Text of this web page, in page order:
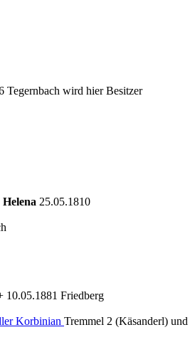
Tegernbach wird hier Besitzer
25.05.1810
10.05.1881 Friedberg
Korbinian Tremmel 2 (Käsanderl) und